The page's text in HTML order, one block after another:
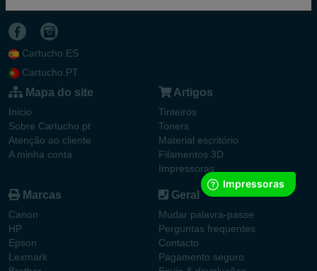
Cartucho.ES
Cartucho.PT
Mapa do site
Inicio
Sobre Cartucho.pt
Atenção ao cliente
A minha conta
Artigos
Tinteiros
Toners
Material escritório
Filamentos 3D
Impressoras
Marcas
Canon
HP
Epson
Lexmark
Geral
Mudar palavra-passe
Perguntas frequentes
Contacto
Pagamento seguro